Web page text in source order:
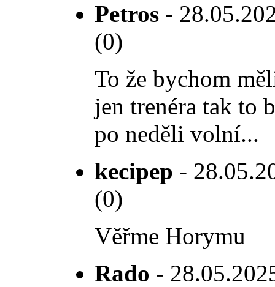
Petros -
(0)
To že bychom
jen trenéra tak to
po neděli volní...
kecipep -
(0)
Věřme Horymu
Rado -